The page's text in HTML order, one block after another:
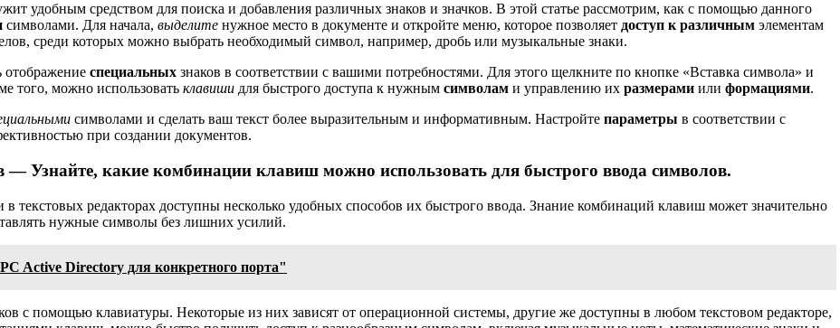
удобным средством для поиска и добавления различных знаков и значков. В этой статье рассмотрим, как с помощью данного
символами. Для начала, выделите нужное место в документе и откройте меню, которое позволяет доступ к различным элементам
среди которых можно выбрать необходимый символ, например, дробь или музыкальные знаки.
отображение специальных знаков в соответствии с вашими потребностями. Для этого щелкните по кнопке «Вставка символа» и
того, можно использовать клавиши для быстрого доступа к нужным символам и управлению их размерами или формациями.
символами и сделать ваш текст более выразительным и информативным. Настройте параметры в соответствии с
при создании документов.
Узнайте, какие комбинации клавиш можно использовать для быстрого ввода символов.
редакторах доступны несколько удобных способов их быстрого ввода. Знание комбинаций клавиш может значительно
нужные символы без лишних усилий.
Active Directory для конкретного порта"
с помощью клавиатуры. Некоторые из них зависят от операционной системы, другие же доступны в любом текстовом редакторе,